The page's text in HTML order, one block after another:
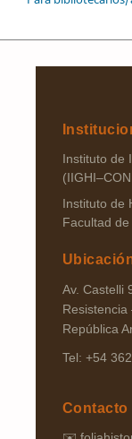
Instituto de
Instituto de
Facultad
Av. Castelli
Resistencia
República
Tel: +54
Contacto